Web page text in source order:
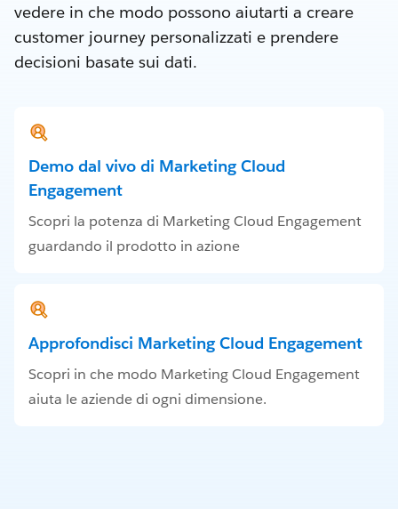
vedere in che modo possono aiutarti a creare
customer journey personalizzati e prendere
decisioni basate sui dati.
Demo dal vivo di Marketing Cloud
Engagement
Scopri la potenza di Marketing Cloud Engagement
guardando il prodotto in azione
Approfondisci Marketing Cloud Engagement
Scopri in che modo Marketing Cloud Engagement
aiuta le aziende di ogni dimensione.